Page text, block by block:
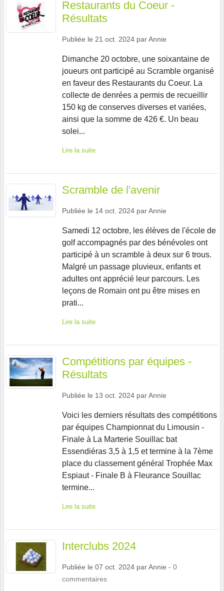
Restaurants du Coeur -
Résultats
Publiée le 21 oct. 2024 parAnnie
Dimanche 20 octobre, une soixantaine de
joueurs ont participé au Scramble organisé
en faveur des Restaurants du Coeur. La
collecte de denrées a permis de recueillir
150 kg de conserves diverses et variées,
ainsi que la somme de 426 €. Un beau
solei...
Lire la suite
Scramble de l'avenir
Publiée le 14 oct. 2024 parAnnie
Samedi 12 octobre, les élèves de l'école de
golf accompagnés par des bénévoles ont
participé à un scramble à deux sur 6 trous.
Malgré un passage pluvieux, enfants et
adultes ont apprécié leur parcours. Les
leçons de Romain ont pu être mises en
prati...
Lire la suite
Compétitions par équipes -
Résultats
Publiée le 13 oct. 2024 parAnnie
Voici les derniers résultats des compétitions
par équipes Championnat du Limousin -
Finale à La Marterie Souillac bat
Essendiéras 3,5 à 1,5 et termine à la 7ème
place du classement général Trophée Max
Espiaut - Finale B à Fleurance Souillac
termine...
Lire la suite
Interclubs 2024
Publiée le 07 oct. 2024 parAnnie - 0
commentaires